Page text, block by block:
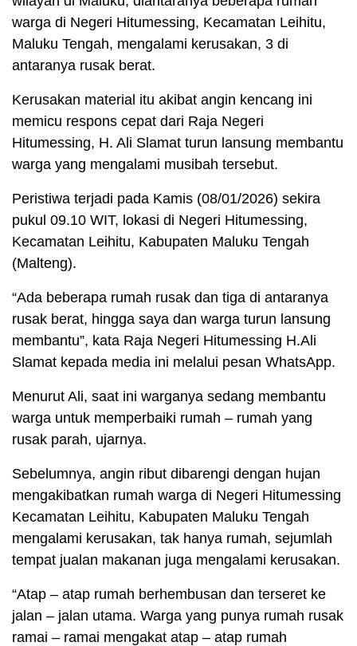
warga di Negeri Hitumessing, Kecamatan Leihitu,
Maluku Tengah, mengalami kerusakan, 3 di
antaranya rusak berat.
Kerusakan material itu akibat angin kencang ini
memicu respons cepat dari Raja Negeri
Hitumessing, H. Ali Slamat turun lansung membantu
warga yang mengalami musibah tersebut.
Peristiwa terjadi pada Kamis (08/01/2026) sekira
pukul 09.10 WIT, lokasi di Negeri Hitumessing,
Kecamatan Leihitu, Kabupaten Maluku Tengah
(Malteng).
“Ada beberapa rumah rusak dan tiga di antaranya
rusak berat, hingga saya dan warga turun lansung
membantu”, kata Raja Negeri Hitumessing H.Ali
Slamat kepada media ini melalui pesan WhatsApp.
Menurut Ali, saat ini warganya sedang membantu
warga untuk memperbaiki rumah – rumah yang
rusak parah, ujarnya.
Sebelumnya, angin ribut dibarengi dengan hujan
mengakibatkan rumah warga di Negeri Hitumessing
Kecamatan Leihitu, Kabupaten Maluku Tengah
mengalami kerusakan, tak hanya rumah, sejumlah
tempat jualan makanan juga mengalami kerusakan.
“Atap – atap rumah berhembusan dan terseret ke
jalan – jalan utama. Warga yang punya rumah rusak
ramai – ramai mengakat atap – atap rumah